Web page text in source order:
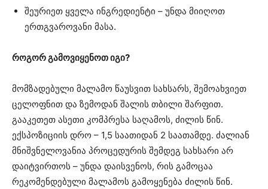
შეურიეთ ყველა ინგრედიენტი – უნდა მიიღოთ
ერთგვაროვანი მასა.
როგორ გამოვიყენოთ იგი?
მომზადებული მალამო წაუსვით სახსარს, შემოახვიეთ
ცელოფნით და ზემოდან შალის თბილი შარფით.
გააკეთეთ ასეთი კომპრესა საღამოს, ძილის წინ.
ექსპოზიციის დრო – 1,5 საათიდან 2 საათამდე. ძალიან
მნიშვნელოვანია პროცედურის შემდეგ სახსარი არ
დაიტვირთოს – უნდა დაისვენოს, რის გამოცაა
რეკომენდებული მალამოს გამოყენება ძილის წინ.